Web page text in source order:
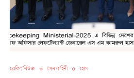
ব্রেকিং নিউজ সেনাবাহিনী হোম